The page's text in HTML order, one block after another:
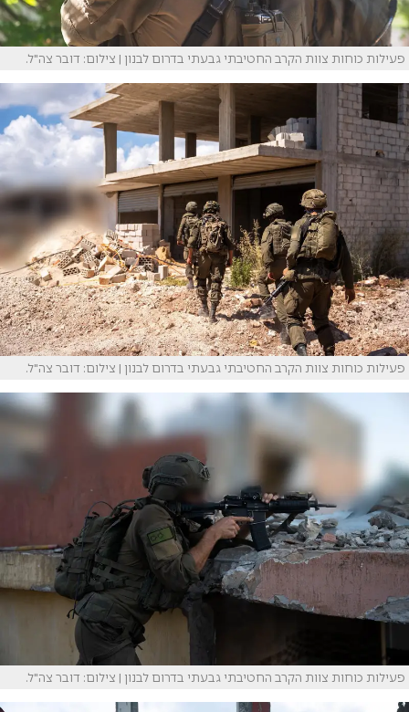
פעילות כוחות צוות הקרב החטיבתי גבעתי בדרום לבנון | צילום: דובר צה"ל.
פעילות כוחות צוות הקרב החטיבתי גבעתי בדרום לבנון | צילום: דובר צה"ל.
פעילות כוחות צוות הקרב החטיבתי גבעתי בדרום לבנון | צילום: דובר צה"ל.